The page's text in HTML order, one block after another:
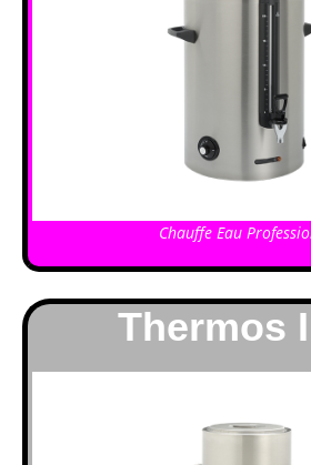
Chauffe Eau
Thermos